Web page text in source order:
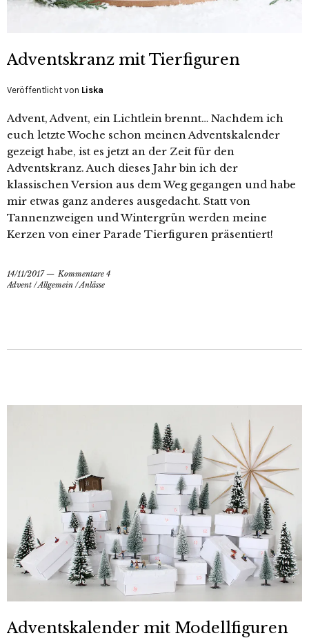
Adventskranz mit Tierfiguren
Veröffentlicht von Liska
Advent, Advent, ein Lichtlein brennt… Nachdem ich
euch letzte Woche schon meinen Adventskalender
gezeigt habe, ist es jetzt an der Zeit für den
Adventskranz. Auch dieses Jahr bin ich der
klassischen Version aus dem Weg gegangen und habe
mir etwas ganz anderes ausgedacht. Statt von
Tannenzweigen und Wintergrün werden meine
Kerzen von einer Parade Tierfiguren präsentiert!
14/11/2017
Kommentare 4
Advent /Allgemein /Anlässe
Adventskalender mit Modellfiguren